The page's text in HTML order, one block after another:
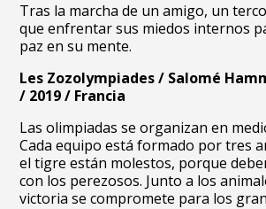
Tras la marcha de un amigo, un
que enfrentar sus miedos internos
paz en su mente.
Les Zozolympiades / Salomé
/ 2019 / Francia
Las olimpiadas se organizan en
Cada equipo está formado por tres
el tigre están molestos, porque
con los perezosos. Junto a los
victoria se compromete para los